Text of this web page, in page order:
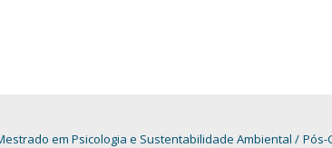
em Psicologia e Sustentabilidade Ambiental
Pós-